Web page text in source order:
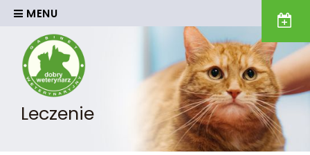
MENU
Leczenie